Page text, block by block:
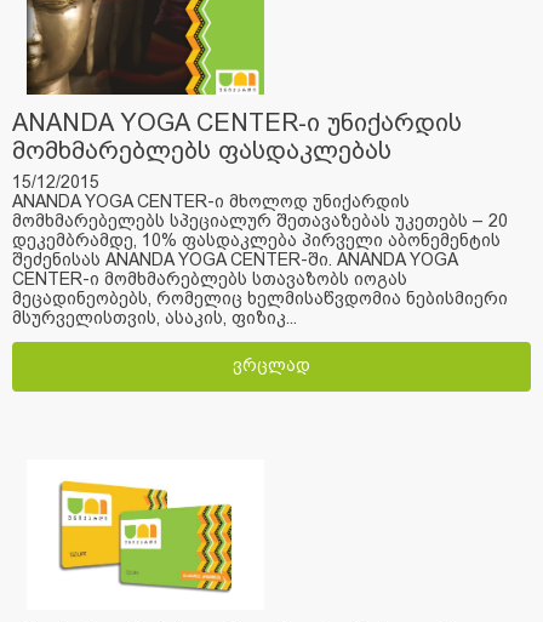
ANANDA YOGA CENTER-ი უნიქარდის
მომხმარებლებს ფასდაკლებას
სთავაზობს
15/12/2015
ANANDA YOGA CENTER-ი მხოლოდ უნიქარდის
მომხმარებელებს სპეციალურ შეთავაზებას უკეთებს – 20
დეკემბრამდე, 10% ფასდაკლება პირველი აბონემენტის
შეძენისას ANANDA YOGA CENTER-ში. ANANDA YOGA
CENTER-ი მომხმარებლებს სთავაზობს იოგას
მეცადინეობებს, რომელიც ხელმისაწვდომია ნებისმიერი
მსურველისთვის, ასაკის, ფიზიკ...
ვრცლად